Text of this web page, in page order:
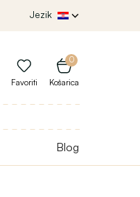
Jezik
0
Košarica
Favoriti
Blog